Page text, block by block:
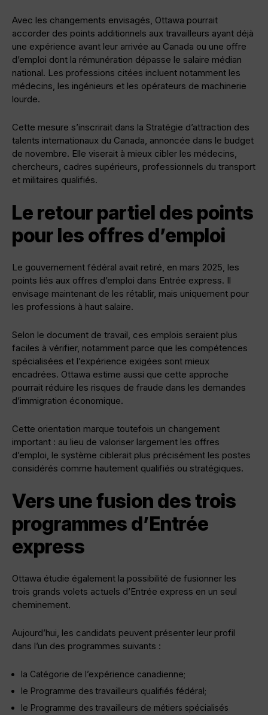
Avec les changements envisagés, Ottawa pourrait
accorder des points additionnels aux travailleurs ayant déjà
une expérience avant leur arrivée au Canada ou une offre
d’emploi dont la rémunération dépasse le salaire médian
national. Les professions citées incluent notamment les
médecins, les ingénieurs et les opérateurs de machinerie
lourde.
Cette mesure s’inscrirait dans la Stratégie d’attraction des
talents internationaux du Canada, annoncée dans le budget
de novembre. Elle viserait à mieux cibler les médecins,
chercheurs, cadres supérieurs, professionnels du transport
et militaires qualifiés.
Le retour partiel des points
pour les offres d’emploi
Le gouvernement fédéral avait retiré, en mars 2025, les
points liés aux offres d’emploi dans Entrée express. Il
envisage maintenant de les rétablir, mais uniquement pour
les professions à haut salaire.
Selon le document de travail, ces emplois seraient plus
faciles à vérifier, notamment parce que les compétences
spécialisées et l’expérience exigées sont mieux
encadrées. Ottawa estime aussi que cette approche
pourrait réduire les risques de fraude dans les demandes
d’immigration économique.
Cette orientation marque toutefois un changement
important : au lieu de valoriser largement les offres
d’emploi, le système ciblerait plus précisément les postes
considérés comme hautement qualifiés ou stratégiques.
Vers une fusion des trois
programmes d’Entrée
express
Ottawa étudie également la possibilité de fusionner les
trois grands volets actuels d’Entrée express en un seul
cheminement.
Aujourd’hui, les candidats peuvent présenter leur profil
dans l’un des programmes suivants :
la Catégorie de l’expérience canadienne;
le Programme des travailleurs qualifiés fédéral;
le Programme des travailleurs de métiers spécialisés